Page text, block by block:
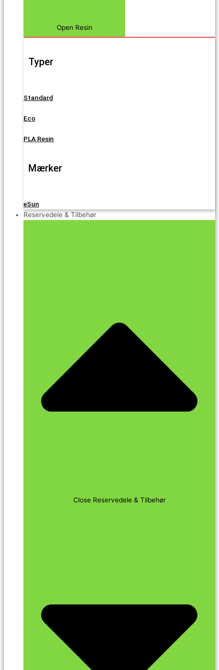
Open Resin
Typer
Standard
Eco
PLA Resin
Mærker
eSun
Reservedele & Tilbehør
Close Reservedele & Tilbehør